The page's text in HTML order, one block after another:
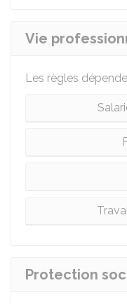
Vie
Les règles
Protection